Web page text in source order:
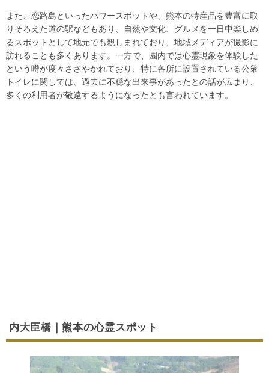
また、恋路島といったパワースポットや、熊本の特産品を豊富に取
りそろえた道の駅などもあり、自然や文化、グルメを一日中楽しめ
るスポットとして地元でも親しまれており、地域メディアが撮影に
訪れることも多くあります。一方で、園内では心霊現象を体験した
という噂が度々ささやかれており、特に各所に設置されている公衆
トイレに関しては、過去に不穏な出来事があったとの話が広まり、
多くの利用者が敬遠するようになったとも言われています。
内大臣橋｜熊本の心霊スポット